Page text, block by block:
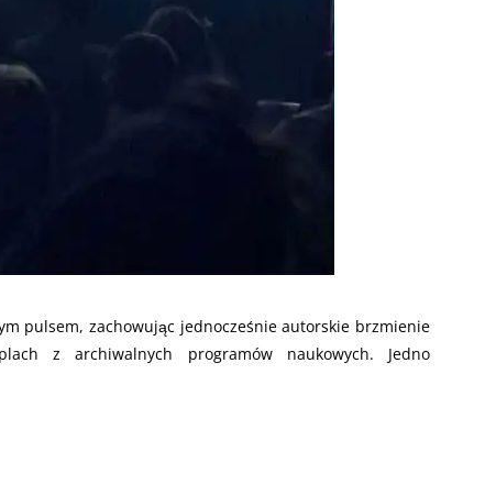
pulsem, zachowując jednocześnie autorskie brzmienie
z archiwalnych programów naukowych. Jedno